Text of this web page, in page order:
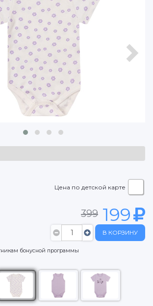
Цена по детской карте
399 199
В КОРЗИНУ
бонусной программы